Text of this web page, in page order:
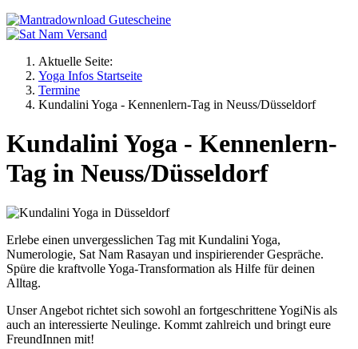
Aktuelle Seite:
Yoga Infos Startseite
Termine
Kundalini Yoga - Kennenlern-Tag in Neuss/Düsseldorf
Kundalini Yoga - Kennenlern-
Tag in Neuss/Düsseldorf
Erlebe einen unvergesslichen Tag mit Kundalini Yoga,
Numerologie, Sat Nam Rasayan und inspirierender Gespräche.
Spüre die kraftvolle Yoga-Transformation als Hilfe für deinen
Alltag.
Unser Angebot richtet sich sowohl an fortgeschrittene YogiNis als
auch an interessierte Neulinge. Kommt zahlreich und bringt eure
FreundInnen mit!